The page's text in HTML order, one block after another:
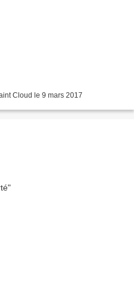
Cloud le 9 mars 2017